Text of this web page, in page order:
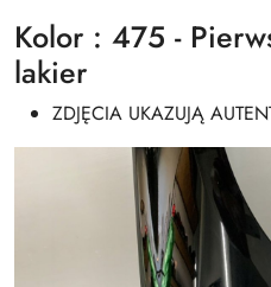
Kolor : 475 -
lakier
ZDJĘCIA UKAZUJĄ